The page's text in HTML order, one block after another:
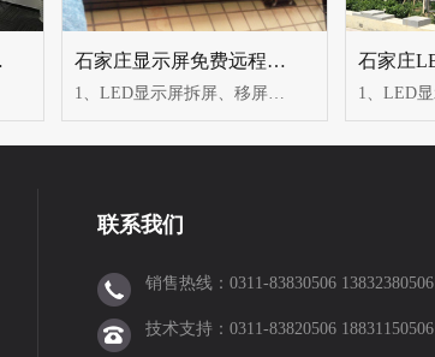
造 石家庄显示屏免费远程服务
联系我们
销售热线：0311-83830506 13832380506
技术支持：0311-83820506 18831150506